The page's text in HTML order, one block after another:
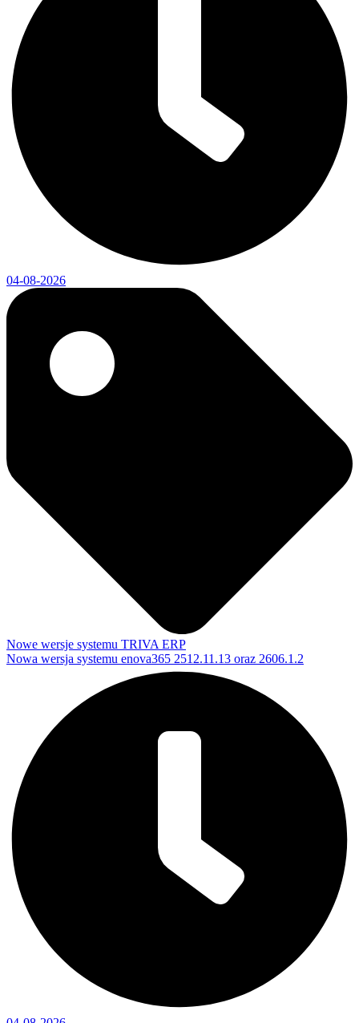
04-08-2026
Nowe wersje systemu TRIVA ERP
Nowa wersja systemu enova365 2512.11.13 oraz 2606.1.2